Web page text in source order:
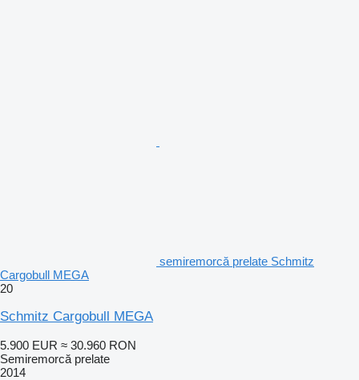
semiremorcă prelate Schmitz
Cargobull MEGA
20
Schmitz Cargobull MEGA
5.900 EUR ≈ 30.960 RON
Semiremorcă prelate
2014